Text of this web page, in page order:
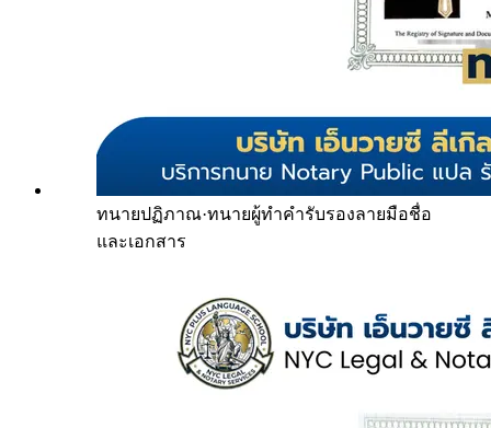
ทนายปฏิภาณ·ทนายผู้ทำคำรับรองลายมือชื่อ
และเอกสาร